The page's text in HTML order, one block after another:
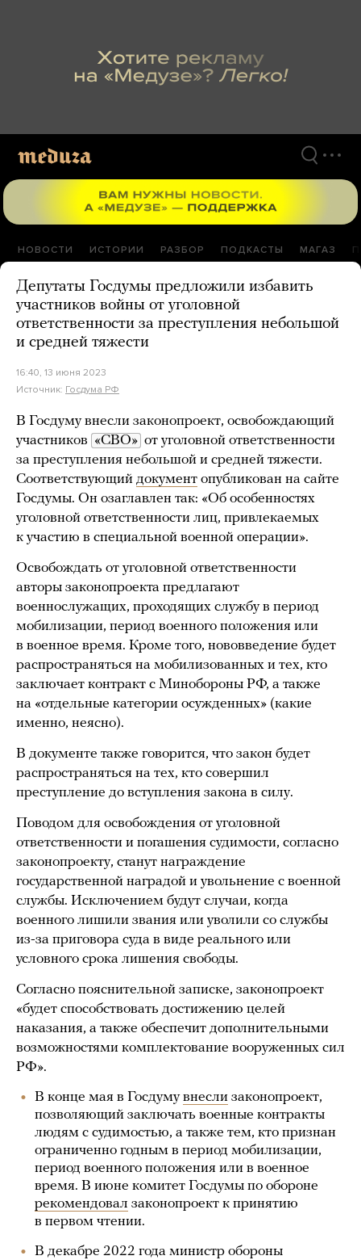
НОВОСТИ ИСТОРИИ РАЗБОР ПОДКАСТЫ МАГАЗ
Депутаты Госдумы предложили избавить
участников войны от уголовной
ответственности за преступления небольшой
и средней тяжести
16:40, 13 июня 2023
Источник: Госдума РФ
В Госдуму внесли законопроект, освобождающий
участников «СВО» от уголовной ответственности
за преступления небольшой и средней тяжести.
Соответствующий документ опубликован на сайте
Госдумы. Он озаглавлен так: «Об особенностях
уголовной ответственности лиц, привлекаемых
к участию в специальной военной операции».
Освобождать от уголовной ответственности
авторы законопроекта предлагают
военнослужащих, проходящих службу в период
мобилизации, период военного положения или
в военное время. Кроме того, нововведение будет
распространяться на мобилизованных и тех, кто
заключает контракт с Минобороны РФ, а также
на «отдельные категории осужденных» (какие
именно, неясно).
В документе также говорится, что закон будет
распространяться на тех, кто совершил
преступление до вступления закона в силу.
Поводом для освобождения от уголовной
ответственности и погашения судимости, согласно
законопроекту, станут награждение
государственной наградой и увольнение с военной
службы. Исключением будут случаи, когда
военного лишили звания или уволили со службы
из-за приговора суда в виде реального или
условного срока лишения свободы.
Согласно пояснительной записке, законопроект
«будет способствовать достижению целей
наказания, а также обеспечит дополнительными
возможностями комплектование вооруженных сил
РФ».
В конце мая в Госдумувнесли законопроект,
позволяющий заключать военные контракты
людям с судимостью, а также тем, кто признан
ограниченно годным в период мобилизации,
период военного положения или в военное
время. В июне комитет Госдумы по обороне
рекомендовал законопроект к принятию
в первом чтении.
В декабре 2022 года министр обороны